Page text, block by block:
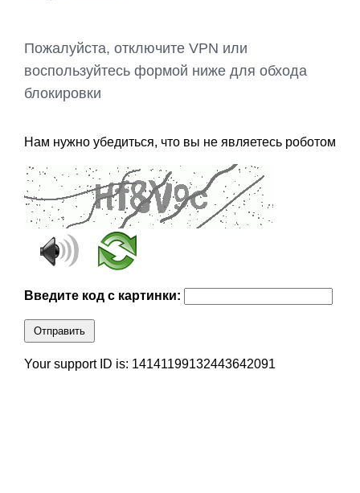
Пожалуйста, отключите VPN или
воспользуйтесь формой ниже для обхода
блокировки
Нам нужно убедиться, что вы не являетесь роботом
Введите код с картинки:
Отправить
Your support ID is: 14141199132443642091